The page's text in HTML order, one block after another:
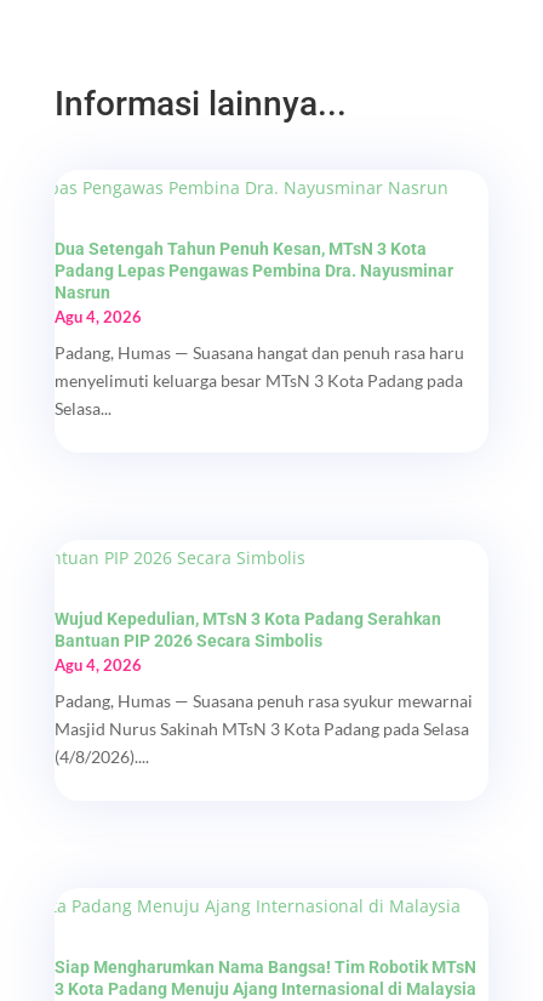
Informasi lainnya...
Dua Setengah Tahun Penuh Kesan, MTsN 3 Kota
Padang Lepas Pengawas Pembina Dra. Nayusminar
Nasrun
Agu 4, 2026
Padang, Humas — Suasana hangat dan penuh rasa haru
menyelimuti keluarga besar MTsN 3 Kota Padang pada
Selasa...
Wujud Kepedulian, MTsN 3 Kota Padang Serahkan
Bantuan PIP 2026 Secara Simbolis
Agu 4, 2026
Padang, Humas — Suasana penuh rasa syukur mewarnai
Masjid Nurus Sakinah MTsN 3 Kota Padang pada Selasa
(4/8/2026)....
Siap Mengharumkan Nama Bangsa! Tim Robotik MTsN
3 Kota Padang Menuju Ajang Internasional di Malaysia